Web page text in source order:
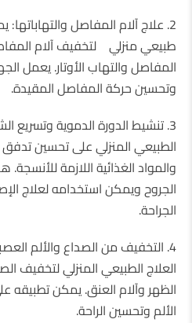
2. علاج آلام المفاصل
طبيعي منزلي لتخفيف آلام
المفاصل والتهاب الأوتار. يعمل
وتحسين حركة المفاصل المقيدة.
3. تنشيط الدورة الدموية وتسريع
الطبيعي المنزلي على تحسين تدفق
والمواد الغذائية اللازمة للأنسجة.
الجروح ويمكن استخدامه لعلاج
الجراحة.
4. التخفيف من الصداع والألم
العلاج الطبيعي المنزلي لتخفيف
الظهر وآلام العنق. يمكن تطبيقه
الألم وتحسين الراحة.